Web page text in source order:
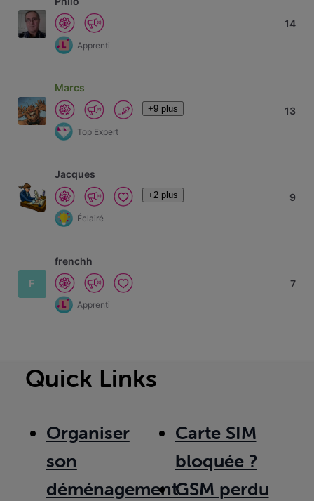
Apprenti
14
Marcs
+9 plus
Top Expert
13
Jacques
+2 plus
Éclairé
9
F
frenchh
Apprenti
7
Quick Links
Organiser
son
déménagement
Carte SIM
bloquée ?
GSM perdu